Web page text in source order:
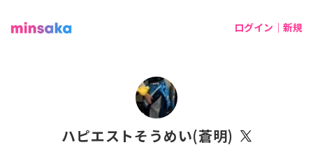
ログイン｜新規
ハピエストそうめい(蒼明)